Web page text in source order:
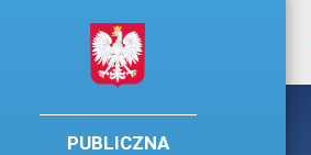
PUBLICZNA